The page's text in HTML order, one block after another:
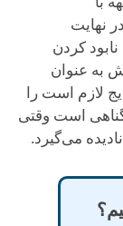
نهایت
کردن
به عنوان
لازم است را
است وقتی
می‌گیرد.